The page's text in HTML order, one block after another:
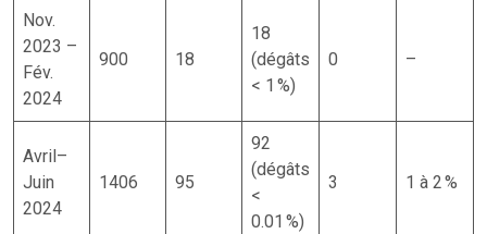
Nov.
2023 –
Fév.
2024
900 18
18
(dégâts
< 1 %)
0 –
Avril–
Juin
2024
1406 95
92
(dégâts
<
0.01 %)
3 1 à 2 %